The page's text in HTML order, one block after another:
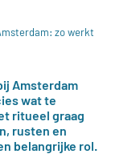
zo werkt
Amsterdam
wat te
ritueel graag
rusten en
belangrijke rol.